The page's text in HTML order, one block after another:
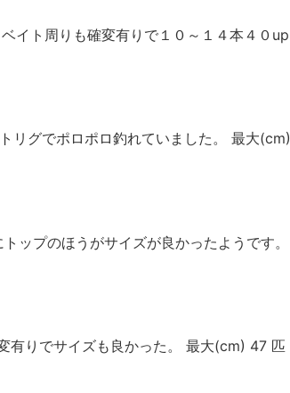
イト周りも確変有りで１０～１４本４０up
リグでポロポロ釣れていました。 最大(cm)
ップのほうがサイズが良かったようです。
有りでサイズも良かった。 最大(cm) 47 匹